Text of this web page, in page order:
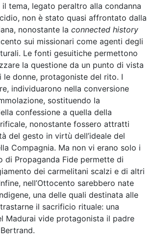
tema, legato peraltro alla condanna
non è stato quasi affrontato dalla
nonostante la connected history
sui missionari come agenti degli
Le fonti gesuitiche permettono
la questione da un punto di vista
le donne, protagoniste del rito. I
individuarono nella conversione
sostituendo la
confessione a quella della
nonostante fossero attratti
del gesto in virtù dell’ideale del
Compagnia. Ma non vi erano solo i
di Propaganda Fide permette di
dei carmelitani scalzi e di altri
nell’Ottocento sarebbero nate
una delle quali destinata alle
il sacrificio rituale: una
Madurai vide protagonista il padre